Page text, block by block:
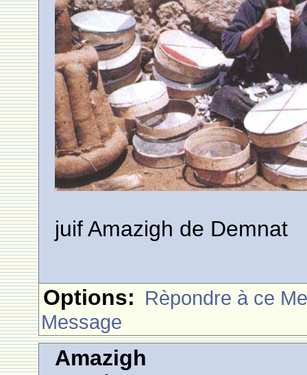
juif Amazigh de Demnat
Options: Rèpondre à ce
Message
Amazigh